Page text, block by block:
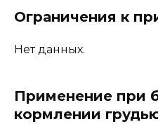
Ограничения к
Нет данных.
Применение при
кормлении